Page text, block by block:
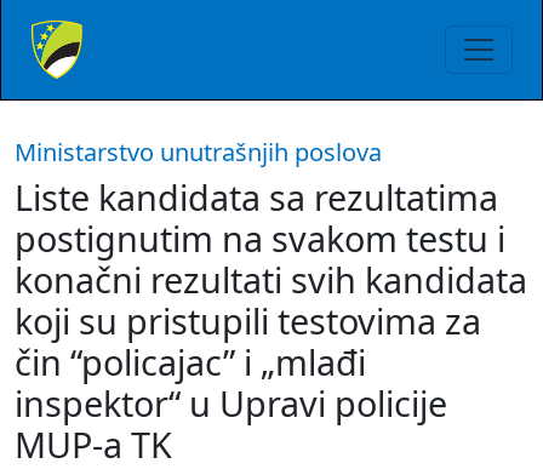
Ministarstvo unutrašnjih poslova
Liste kandidata sa rezultatima
postignutim na svakom testu i
konačni rezultati svih kandidata
koji su pristupili testovima za
čin “policajac” i „mlađi
inspektor“ u Upravi policije
MUP-a TK